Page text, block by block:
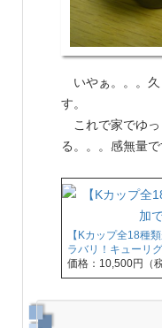
いやぁ。。。久
す。
これで家でゆっ
る。。。感無量
【Kカップ全18種
ラバリ！キューリ
価格：10,500円（